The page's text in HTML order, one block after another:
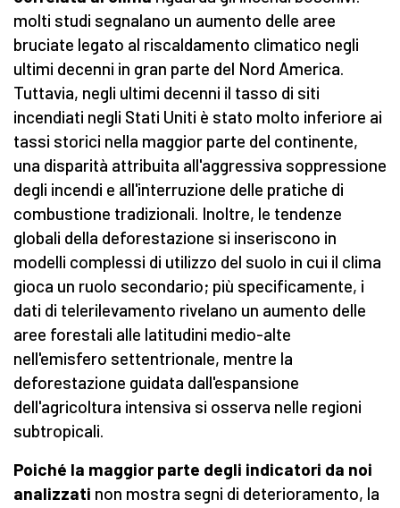
molti studi segnalano un aumento delle aree
bruciate legato al riscaldamento climatico negli
ultimi decenni in gran parte del Nord America.
Tuttavia, negli ultimi decenni il tasso di siti
incendiati negli Stati Uniti è stato molto inferiore ai
tassi storici nella maggior parte del continente,
una disparità attribuita all'aggressiva soppressione
degli incendi e all'interruzione delle pratiche di
combustione tradizionali. Inoltre, le tendenze
globali della deforestazione si inseriscono in
modelli complessi di utilizzo del suolo in cui il clima
gioca un ruolo secondario; più specificamente, i
dati di telerilevamento rivelano un aumento delle
aree forestali alle latitudini medio-alte
nell'emisfero settentrionale, mentre la
deforestazione guidata dall'espansione
dell'agricoltura intensiva si osserva nelle regioni
subtropicali.
Poiché la maggior parte degli indicatori da noi
analizzati non mostra segni di deterioramento, la